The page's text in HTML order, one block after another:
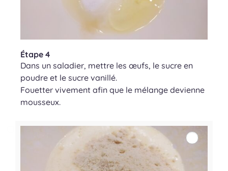
Étape 4
Dans un saladier, mettre les œufs, le sucre en
poudre et le sucre vanillé.
Fouetter vivement afin que le mélange devienne
mousseux.